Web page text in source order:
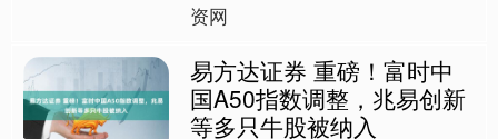
资网
易方达证券 重磅！富时中
国A50指数调整，兆易创新
等多只牛股被纳入